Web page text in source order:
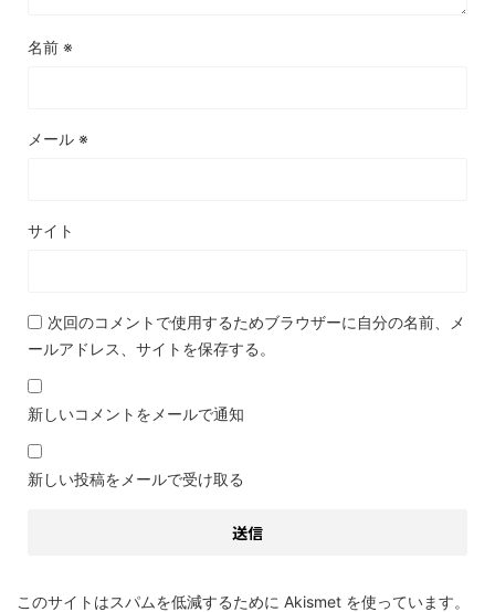
名前 ※
メール ※
サイト
次回のコメントで使用するためブラウザーに自分の名前、メ
ールアドレス、サイトを保存する。
新しいコメントをメールで通知
新しい投稿をメールで受け取る
このサイトはスパムを低減するために Akismet を使っています。